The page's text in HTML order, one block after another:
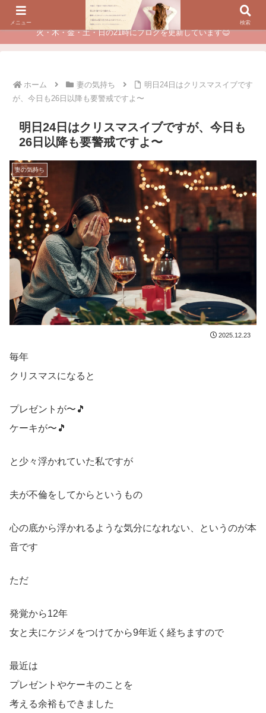
夫に不倫されたつらい経験が、あなたのチャンスに変わるカウンセリング
火・木・金・土・日の21時にブログを更新しています😊
ホーム 妻の気持ち
明日24日はクリスマスイブです
が、今日も26日以降も要警戒ですよ〜
明日24日はクリスマスイブですが、今日も
26日以降も要警戒ですよ〜
妻の気持ち
2025.12.23
毎年
クリスマスになると
プレゼントが〜🎵
ケーキが〜🎵
と少々浮かれていた私ですが
夫が不倫をしてからというもの
心の底から浮かれるような気分になれない、というのが本
音です
ただ
発覚から12年
女と夫にケジメをつけてから9年近く経ちますので
最近は
プレゼントやケーキのことを
考える余裕もできました
メニュー 検索